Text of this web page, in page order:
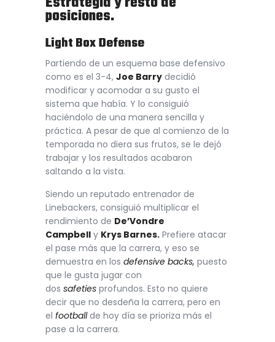
posiciones.
Light Box Defense
Partiendo de un esquema base defensivo
como es el 3-4, Joe Barry decidió
modificar y acomodar a su gusto el
sistema que había. Y lo consiguió
haciéndolo de una manera sencilla y
práctica. A pesar de que al comienzo de la
temporada no diera sus frutos, se le dejó
trabajar y los resultados acabaron
saltando a la vista.
Siendo un reputado entrenador de
Linebackers, consiguió multiplicar el
rendimiento de De’Vondre
Campbell y Krys Barnes. Prefiere atacar
el pase más que la carrera, y eso se
demuestra en los defensive backs, puesto
que le gusta jugar con
dos safeties profundos. Esto no quiere
decir que no desdeña la carrera, pero en
el footballde hoy día se prioriza más el
pase a la carrera.